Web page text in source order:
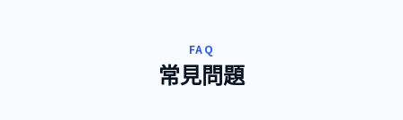
FAQ
常見問題